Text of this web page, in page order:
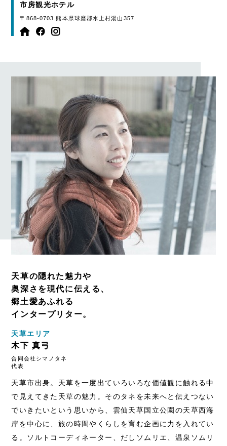
市房観光ホテル
〒868-0703 熊本県球磨郡水上村湯山357
天草の隠れた魅力や
奥深さを現代に伝える、
郷土愛あふれる
インタープリター。
天草エリア
木下 真弓
合同会社シマノタネ
代表
天草市出身。天草を一度出ていろいろな価値観に触れる中
で見えてきた天草の魅力。そのタネを未来へと伝えつない
でいきたいという思いから、雲仙天草国立公園の天草西海
岸を中心に、旅の時間やくらしを育む企画に力を入れてい
る。ソルトコーディネーター、だしソムリエ、温泉ソムリ